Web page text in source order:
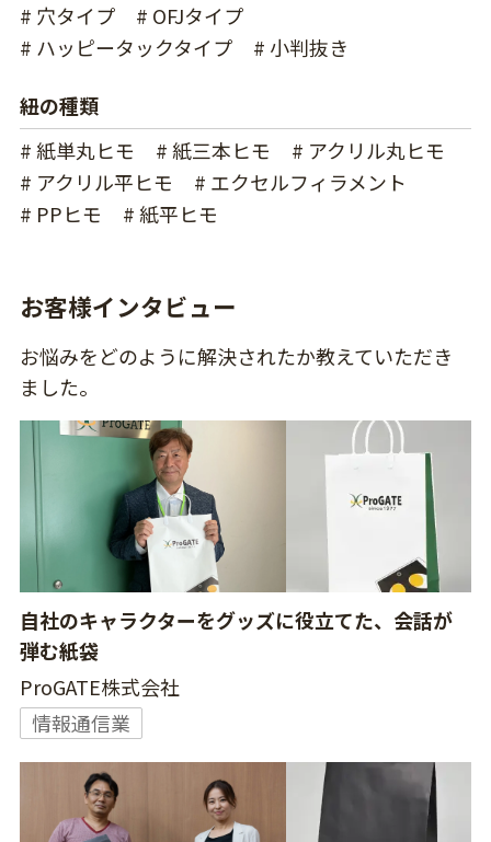
# 穴タイプ
# OFJタイプ
# ハッピータックタイプ
# 小判抜き
紐の種類
# 紙単丸ヒモ
# 紙三本ヒモ
# アクリル丸ヒモ
# アクリル平ヒモ
# エクセルフィラメント
# PPヒモ
# 紙平ヒモ
お客様インタビュー
お悩みをどのように解決されたか教えていただき
ました。
自社のキャラクターをグッズに役立てた、会話が
弾む紙袋
ProGATE株式会社
情報通信業